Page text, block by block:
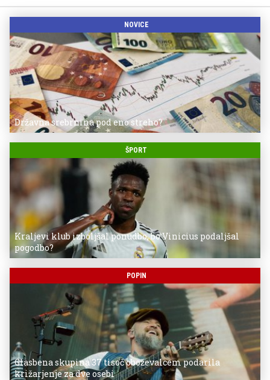
NOVICE
Državna srebrnina pod eno streho?
ŠPORT
Kraljevi klub izboljšal ponudbo, bo Vinicius podaljšal
pogodbo?
POPIN
Glasbena skupina 37 tisoč oboževalcem podarila
križarjenje za dve osebi